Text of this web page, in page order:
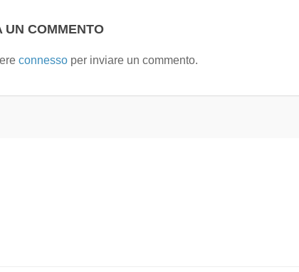
UN COMMENTO
connesso per inviare un commento.